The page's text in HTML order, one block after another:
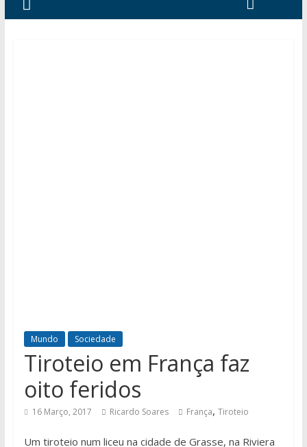
Mundo Sociedade
Tiroteio em França faz
oito feridos
16 Março, 2017 Ricardo Soares França, Tiroteio
Um tiroteio num liceu na cidade de Grasse, na Riviera